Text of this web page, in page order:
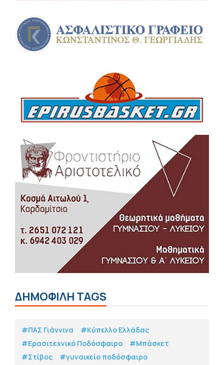
ΔΗΜΟΦΙΛΗ TAGS
#ΠΑΣ Γιάννινα
#Κύπελλο Ελλάδας
#Eρασιτεχνικό Ποδόσφαιρο
#Μπάσκετ
#Στίβος
#γυναικείο ποδόσφαιρο